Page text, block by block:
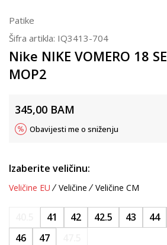
Patike
Šifra artikla: IQ3413-704
Nike NIKE VOMERO 18 SE
MOP2
345,00 BAM
Obavijesti me o sniženju
Izaberite veličinu:
Veličine EU Veličine Veličine CM
41 42 42.5 43 44
46
47